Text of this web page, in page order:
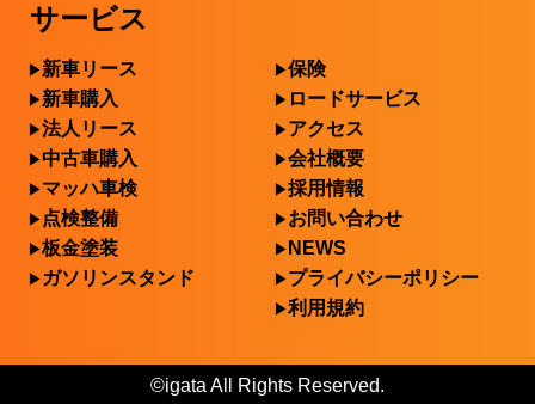
サービス
新車リース
新車購入
法人リース
中古車購入
マッハ車検
点検整備
板金塗装
ガソリンスタンド
保険
ロードサービス
アクセス
会社概要
採用情報
お問い合わせ
NEWS
プライバシーポリシー
利用規約
©igata All Rights Reserved.